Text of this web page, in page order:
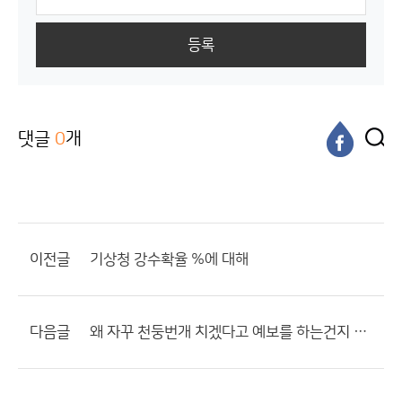
등록
댓글 0개
이전글 기상청 강수확율 %에 대해
다음글 왜 자꾸 천둥번개 치겠다고 예보를 하는건지 참 기상청 모르겠네요.